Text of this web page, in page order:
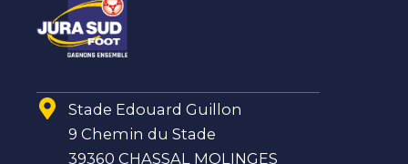
Stade Edouard Guillon
9 Chemin du Stade
39360 CHASSAL MOLINGES